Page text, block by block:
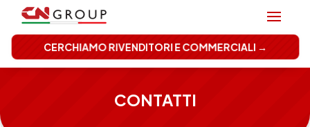
CERCHIAMO RIVENDITORI E COMMERCIALI →
CONTATTI